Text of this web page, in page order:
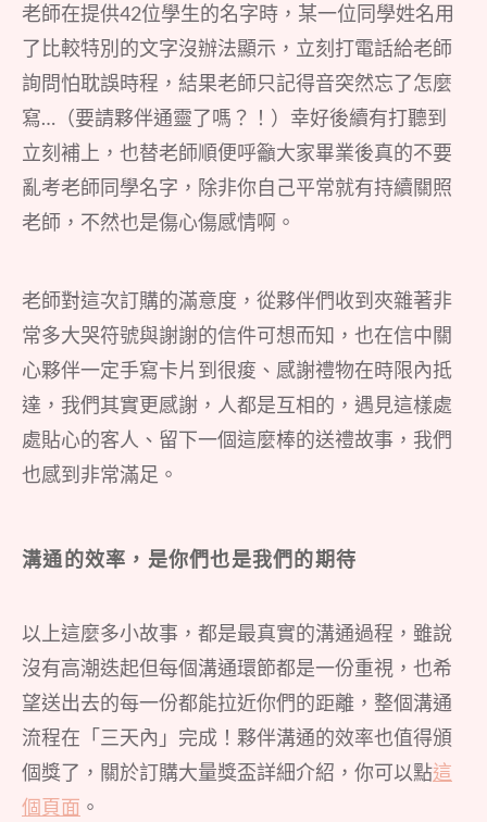
老師在提供42位學生的名字時，某一位同學姓名用
了比較特別的文字沒辦法顯示，立刻打電話給老師
詢問怕耽誤時程，結果老師只記得音突然忘了怎麼
寫…（要請夥伴通靈了嗎？！）幸好後續有打聽到
立刻補上，也替老師順便呼籲大家畢業後真的不要
亂考老師同學名字，除非你自己平常就有持續關照
老師，不然也是傷心傷感情啊。
老師對這次訂購的滿意度，從夥伴們收到夾雜著非
常多大哭符號與謝謝的信件可想而知，也在信中關
心夥伴一定手寫卡片到很痠、感謝禮物在時限內抵
達，我們其實更感謝，人都是互相的，遇見這樣處
處貼心的客人、留下一個這麼棒的送禮故事，我們
也感到非常滿足。
溝通的效率，是你們也是我們的期待
以上這麼多小故事，都是最真實的溝通過程，雖說
沒有高潮迭起但每個溝通環節都是一份重視，也希
望送出去的每一份都能拉近你們的距離，整個溝通
流程在「三天內」完成！夥伴溝通的效率也值得頒
個獎了，關於訂購大量獎盃詳細介紹，你可以點這
個頁面 。